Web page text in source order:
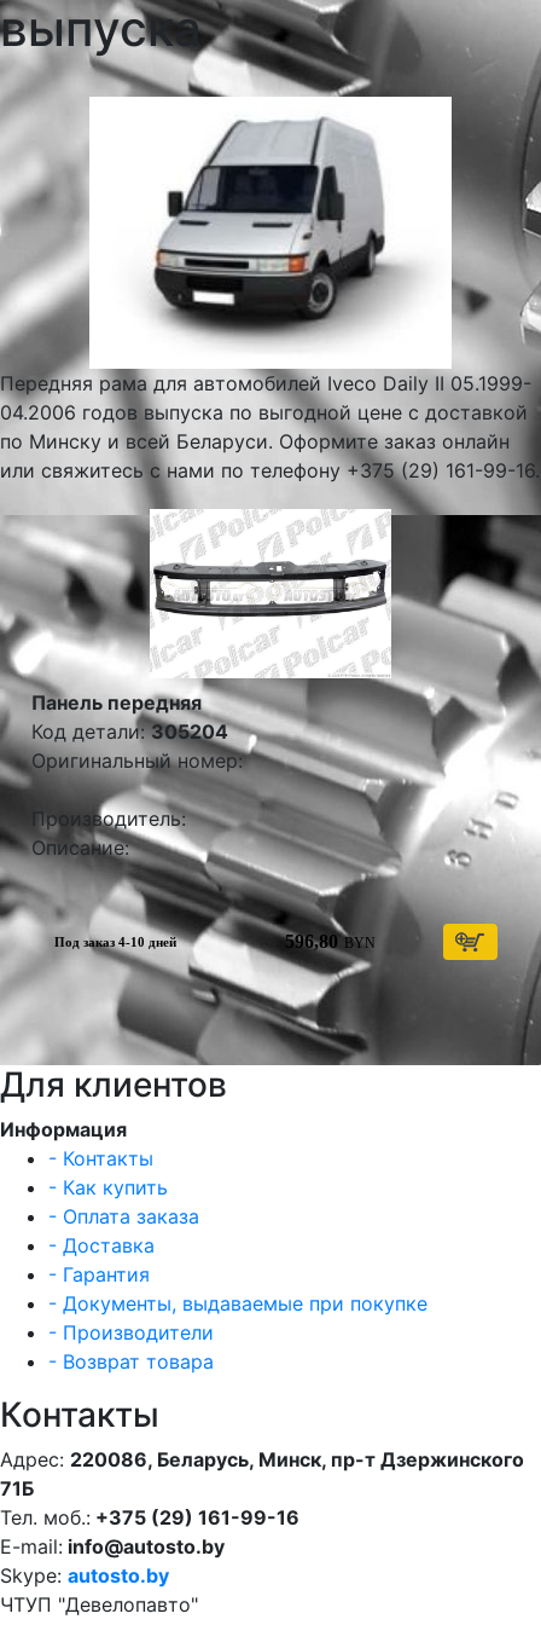
выпуска
Передняя рама для автомобилей Iveco Daily II 05.1999-
04.2006 годов выпуска по выгодной цене с доставкой
по Минску и всей Беларуси. Оформите заказ онлайн
или свяжитесь с нами по телефону +375 (29) 161-99-16.
Панель передняя
Код детали:305204
Оригинальный номер:
Производитель:
Описание:
Под заказ 4-10 дней 596,80 BYN
Для клиентов
Информация
- Контакты
- Как купить
- Оплата заказа
- Доставка
- Гарантия
- Документы, выдаваемые при покупке
- Производители
- Возврат товара
Контакты
Адрес: 220086, Беларусь, Минск, пр-т Дзержинского
71Б
Тел. моб.: +375 (29) 161-99-16
E-mail: info@autosto.by
Skype: autosto.by
ЧТУП "Девелопавто"